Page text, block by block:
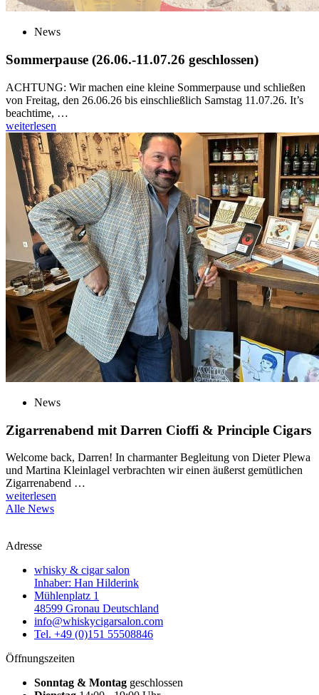
News
Sommerpause (26.06.-11.07.26 geschlossen)
ACHTUNG: Wir machen eine kleine Sommerpause und schließen
von Freitag, den 26.06.26 bis einschließlich Samstag 11.07.26. It’s
beachtime, …
weiterlesen
News
Zigarrenabend mit Darren Cioffi & Principle Cigars
Welcome back, Darren! In charmanter Begleitung von Dieter Plewa
und Martina Kleinlagel verbrachten wir einen äußerst gemütlichen
Zigarrenabend …
weiterlesen
Alle News
Adresse
whisky & cigar salon
Inhaber: Han Hilderink
Mühlenplatz 1
48599 Gronau Deutschland
info@whiskycigarsalon.com
Tel. +49 (0)151 55508846
Öffnungszeiten
Sonntag & Montag geschlossen